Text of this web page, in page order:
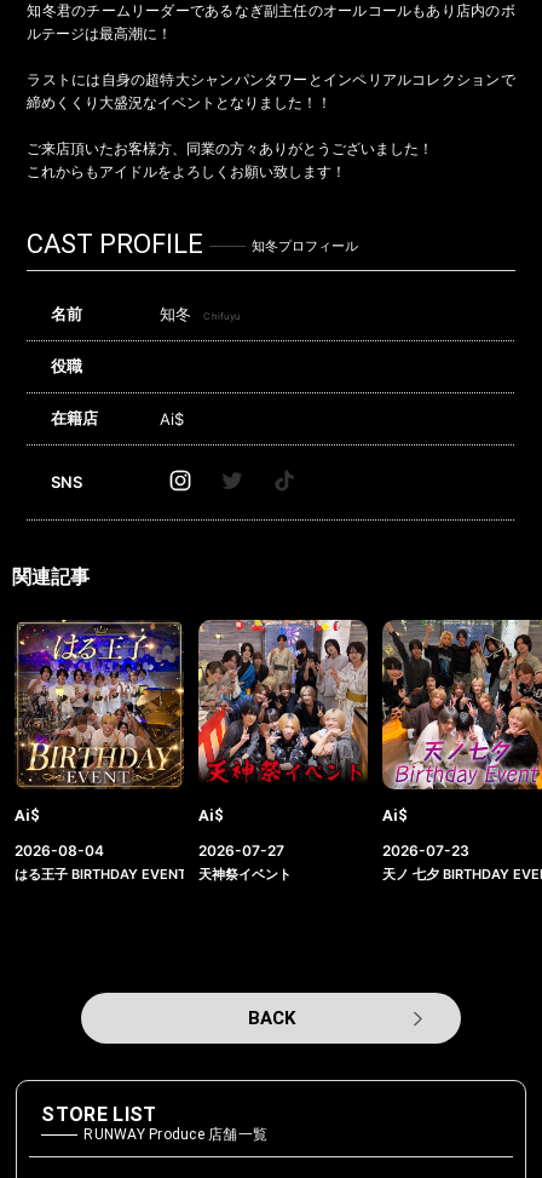
知冬君のチームリーダーであるなぎ副主任のオールコールもあり店内のボ
ルテージは最高潮に！
ラストには自身の超特大シャンパンタワーとインペリアルコレクションで
締めくくり大盛況なイベントとなりました！！
ご来店頂いたお客様方、同業の方々ありがとうございました！
これからもアイドルをよろしくお願い致します！
CAST PROFILE 知冬プロフィール
名前 知冬 Chifuyu
役職
在籍店 Ai$
SNS
関連記事
Ai$
2026-08-04
はる王子 BIRTHDAY EVENT
Ai$
2026-07-27
天神祭イベント
Ai$
2026-07-23
天ノ 七夕 BIRTHDAY
BACK
STORE LIST
RUNWAY Produce 店舗一覧